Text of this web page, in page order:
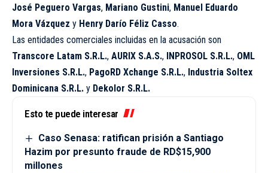
José Peguero Vargas, Mariano Gustini, Manuel Eduardo
Mora Vázquez y Henry Darío Féliz Casso.
Las entidades comerciales incluidas en la acusación son
Transcore Latam S.R.L., AURIX S.A.S., INPROSOL S.R.L., OML
Inversiones S.R.L., PagoRD Xchange S.R.L., Industria Soltex
Dominicana S.R.L. y Dekolor S.R.L.
Esto te puede interesar
Caso Senasa: ratifican prisión a Santiago
Hazim por presunto fraude de RD$15,900
millones